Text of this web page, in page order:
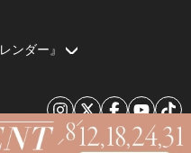
ンダー』
by Tokyo Calendar, Inc.